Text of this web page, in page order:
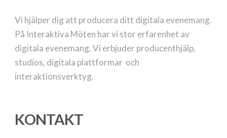
Vi hjälper dig att producera ditt digitala evenemang.
På Interaktiva Möten har vi stor erfarenhet av
digitala evenemang. Vi erbjuder producenthjälp,
studios, digitala plattformar och
interaktionsverktyg.
KONTAKT